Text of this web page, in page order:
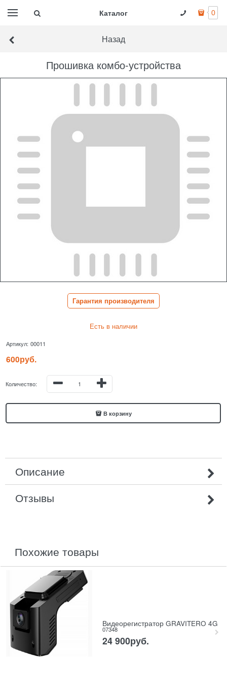
Каталог 0
Назад
Прошивка комбо-устройства
Гарантия производителя
Есть в наличии
Артикул: 00011
600руб.
Количество:
В корзину
Описание
Отзывы
похожие товары
Видеорегистратор GRAVITERO 4G
07348
24 900руб.